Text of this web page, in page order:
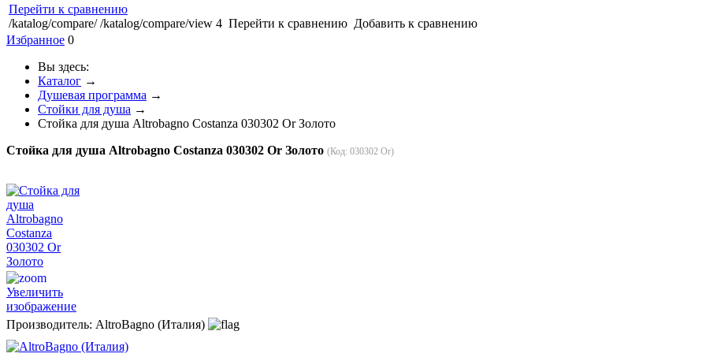
Перейти к сравнению
/katalog/compare/ /katalog/compare/view 4 Перейти к сравнению Добавить к сравнению
Избранное 0
Вы здесь:
Каталог →
Душевая программа →
Стойки для душа →
Стойка для душа Altrobagno Costanza 030302 Or Золото
Стойка для душа Altrobagno Costanza 030302 Or Золото (Код: 030302 Or)
Увеличить
изображение
Производитель: AltroBagno (Италия)